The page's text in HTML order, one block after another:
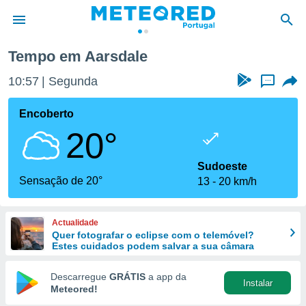
da
foi
fornecidas
a este
das
e
forma
digital
Tempo em Aarsdale
10:57 Segunda ...
Encoberto
20°
Sensação de 20°
Sudoeste
13
20 km/h
Actualidade
Quer fotografar o eclipse com o telemóvel?
Estes cuidados podem salvar a sua câmara
Descarregue GRÁTIS a app da
Meteored!
Instalar